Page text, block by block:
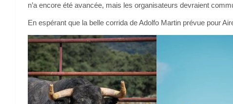
n’a encore été avancée, mais les organisateurs devraient
En espérant que la belle corrida de Adolfo Martin prévue pour